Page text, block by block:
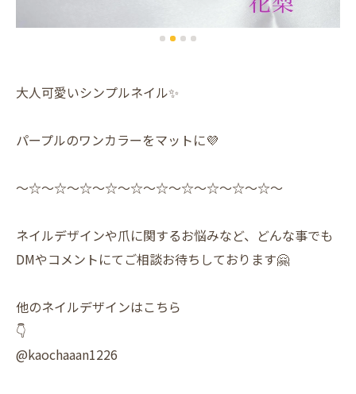
大人可愛いシンプルネイル✨️
パープルのワンカラーをマットに💜
〜☆〜☆〜☆〜☆〜☆〜☆〜☆〜☆〜☆〜☆〜
ネイルデザインや爪に関するお悩みなど、どんな事でも
DMやコメントにてご相談お待ちしております🤗
他のネイルデザインはこちら
👇
@kaochaaan1226